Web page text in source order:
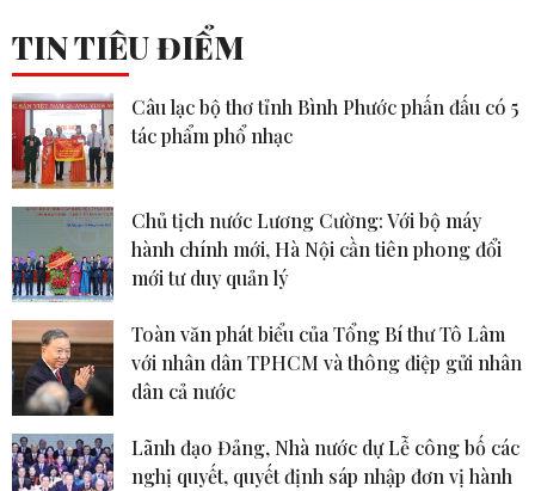
TIN TIÊU ĐIỂM
Câu lạc bộ thơ tỉnh Bình Phước phấn đấu có 5
tác phẩm phổ nhạc
Chủ tịch nước Lương Cường: Với bộ máy
hành chính mới, Hà Nội cần tiên phong đổi
mới tư duy quản lý
Toàn văn phát biểu của Tổng Bí thư Tô Lâm
với nhân dân TPHCM và thông điệp gửi nhân
dân cả nước
Lãnh đạo Đảng, Nhà nước dự Lễ công bố các
nghị quyết, quyết định sáp nhập đơn vị hành